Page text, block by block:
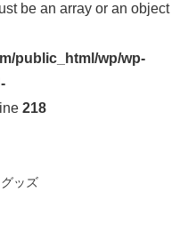
be an array or an object
public_html/wp/wp-
218
ッズ